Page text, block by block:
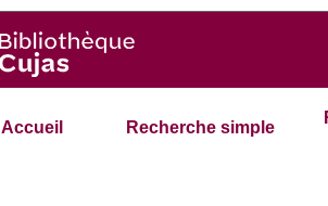
Accueil Recherche simple